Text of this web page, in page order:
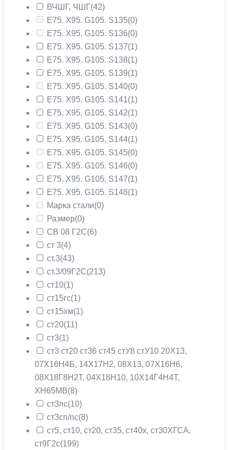
ВЧШГ, ЧШГ(42)
Е75. Х95. G105. S135(0)
Е75. Х95. G105. S136(0)
Е75. Х95. G105. S137(1)
Е75. Х95. G105. S138(1)
Е75. Х95. G105. S139(1)
Е75. Х95. G105. S140(0)
Е75. Х95. G105. S141(1)
Е75. Х95. G105. S142(1)
Е75. Х95. G105. S143(0)
Е75. Х95. G105. S144(1)
Е75. Х95. G105. S145(0)
Е75. Х95. G105. S146(0)
Е75. Х95. G105. S147(1)
Е75. Х95. G105. S148(1)
Марка стали(0)
Размер(0)
СВ 08 Г2С(6)
ст 3(4)
ст.3(43)
ст.3/09Г2С(213)
ст10(1)
ст15гс(1)
ст15хм(1)
ст20(11)
ст3(1)
ст3 ст20 ст36 ст45 стУ8 стУ10 20X13,
07Х16Н4Б, 14Х17Н2, 08X13, 07Х16Н6,
08Х18Г8Н2Т, 04Х18Н10, 10Х14Г4Н4Т,
ХН65МВ(8)
ст3пс(10)
ст3сп/пс(8)
ст5, ст10, ст20, ст35, ст40х, ст30ХГСА,
ст9Г2с(199)